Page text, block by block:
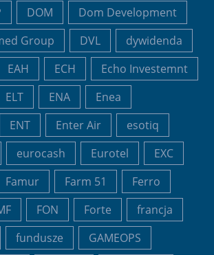
DOM
Dom Development
Group
DVL
dywidenda
EAH ECH
Echo Investemnt
ELT ENA
Enea
ENT Enter Air
esotiq
eurocash Eurotel
EXC
Famur Farm 51
Ferro
FON Forte
francja
fundusze
GAMEOPS